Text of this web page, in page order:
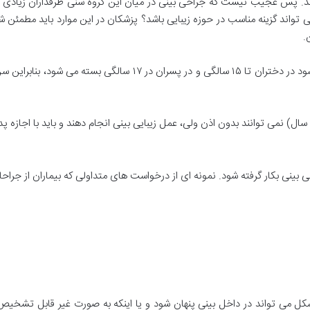
گزینه مناسب در حوزه زیبایی باشد؟ پزشکان در این موارد باید
بینی بکار گرفته شود. نمونه ای از درخواست های متداولی که بیماران از
می تواند در داخل بینی پنهان شود و یا اینکه به صورت غیر قابل